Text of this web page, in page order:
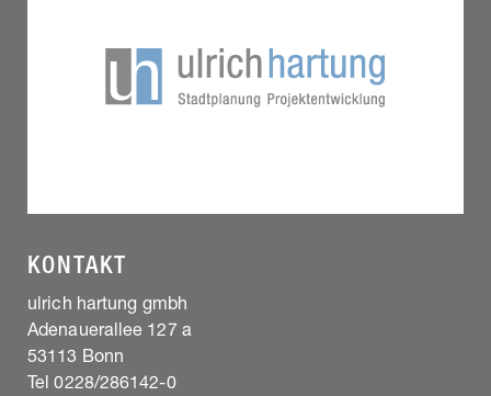
KONTAKT
ulrich hartung gmbh
Adenauerallee 127 a
53113 Bonn
Tel 0228/286142-0